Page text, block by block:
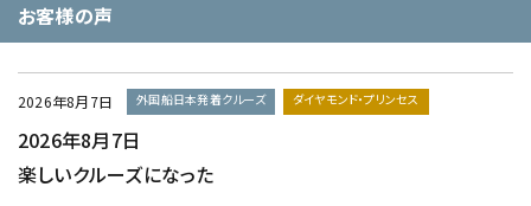
お客様の声
2026年8月7日 外国船日本発着クルーズ ダイヤモンド・プリンセス
2026年8月7日
楽しいクルーズになった